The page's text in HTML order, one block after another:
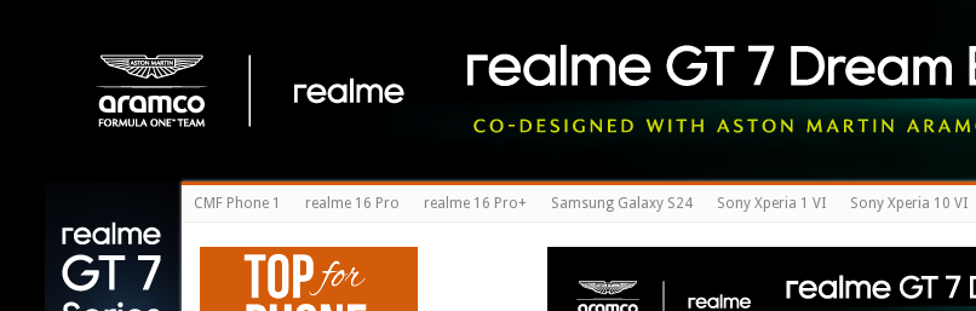
CMF Phone 1 realme 16 Pro realme 16 Pro+ Samsung Galaxy S24 Sony Xperia 1 VI Sony Xperia 10 VI